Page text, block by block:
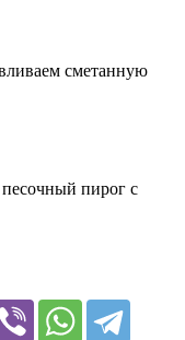
сметанную
пирог с